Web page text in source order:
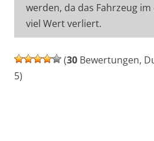
werden, da das Fahrzeug
viel Wert verliert.
(30 Bewertungen,
5)